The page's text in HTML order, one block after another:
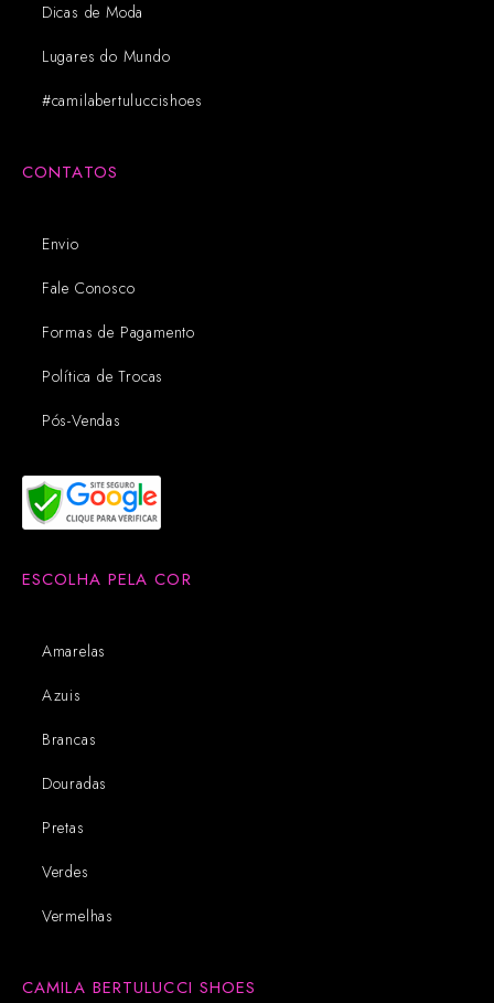
Dicas de Moda
Lugares do Mundo
#camilabertuluccishoes
CONTATOS
Envio
Fale Conosco
Formas de Pagamento
Política de Trocas
Pós-Vendas
ESCOLHA PELA COR
Amarelas
Azuis
Brancas
Douradas
Pretas
Verdes
Vermelhas
CAMILA BERTULUCCI SHOES